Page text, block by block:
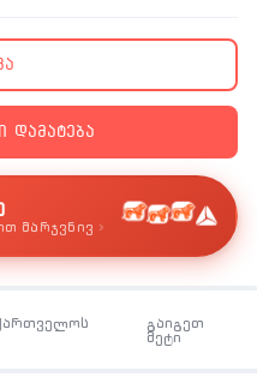
დამატება
მარჯვნივ ›
გაიგეთ
მეტი